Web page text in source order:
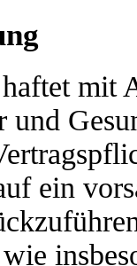
mit
und
ein